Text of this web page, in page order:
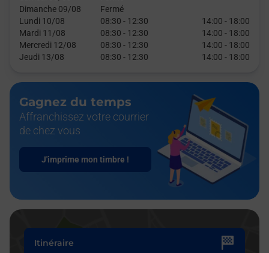
Dimanche 09/08
Fermé
Lundi 10/08
08:30 - 12:30 14:00 - 18:00
Mardi 11/08
08:30 - 12:30 14:00 - 18:00
Mercredi 12/08
08:30 - 12:30 14:00 - 18:00
Jeudi 13/08
08:30 - 12:30 14:00 - 18:00
Gagnez du temps
Affranchissez votre courrier
de chez vous
J'imprime mon timbre !
Itinéraire